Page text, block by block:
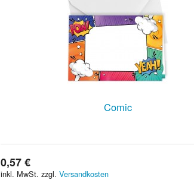
Comic
0,57 €
inkl. MwSt. zzgl.Versandkosten